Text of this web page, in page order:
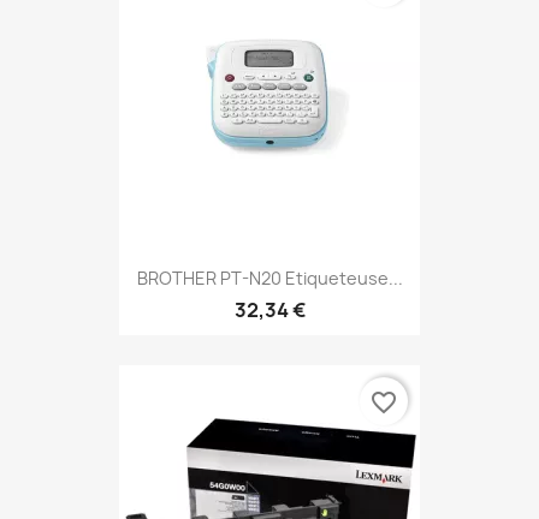
BROTHER PT-N20 Etiqueteuse...
32,34 €
favorite_border